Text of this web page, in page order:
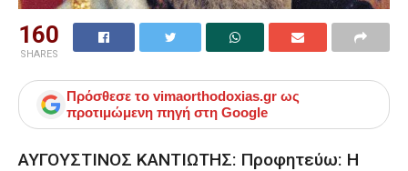
160
SHARES
Πρόσθεσε το vimaorthodoxias.gr ως
προτιμώμενη πηγή στη Google
ΑΥΓΟΥΣΤΙΝΟΣ ΚΑΝΤΙΩΤΗΣ: Προφητεύω: Η